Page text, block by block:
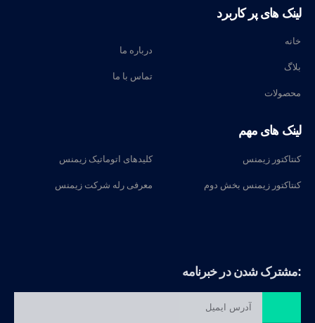
لینک های پر کاربرد
خانه
بلاگ
محصولات
درباره ما
تماس با ما
لینک های مهم
کنتاکتور زیمنس
کنتاکتور زیمنس بخش دوم
کلیدهای اتوماتیک زیمنس
معرفی رله‌ شرکت زیمنس
مشترک شدن در خبرنامه: